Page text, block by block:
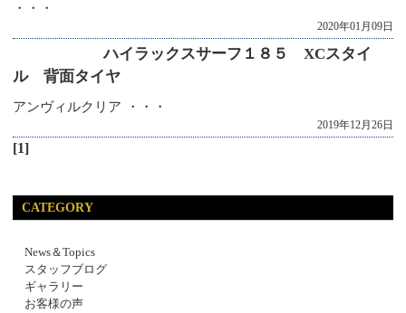
・・・
2020年01月09日
ハイラックスサーフ１８５ XCスタイ
ル 背面タイヤ
アンヴィルクリア ・・・
2019年12月26日
[1]
CATEGORY
News＆Topics
スタッフブログ
ギャラリー
お客様の声